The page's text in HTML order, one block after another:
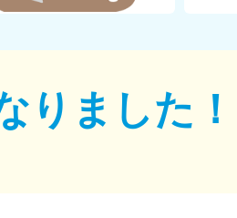
りました！